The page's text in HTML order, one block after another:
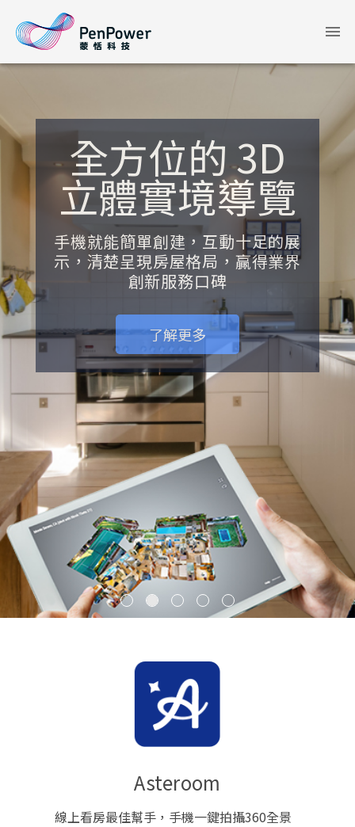
全方位的 3D
立體實境導覽
手機就能簡單創建，互動十足的展
示，清楚呈現房屋格局，贏得業界
創新服務口碑
了解更多
Asteroom
線上看房最佳幫手，手機一鍵拍攝360全景